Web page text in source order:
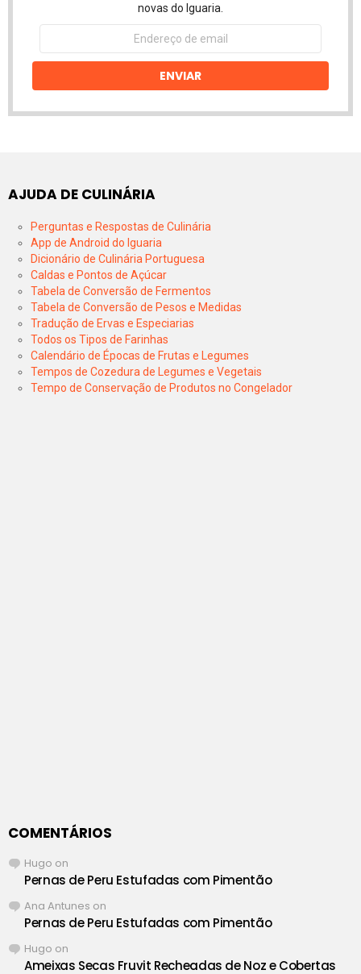
novas do Iguaria.
Endereço
email
ENVIAR
AJUDA DE CULINÁRIA
Perguntas e Respostas de Culinária
App de Android do Iguaria
Dicionário de Culinária Portuguesa
Caldas e Pontos de Açúcar
Tabela de Conversão de Fermentos
Tabela de Conversão de Pesos e Medidas
Tradução de Ervas e Especiarias
Todos os Tipos de Farinhas
Calendário de Épocas de Frutas e Legumes
Tempos de Cozedura de Legumes e Vegetais
Tempo de Conservação de Produtos no Congelador
COMENTÁRIOS
Hugo on
Pernas de Peru Estufadas com Pimentão
Ana Antunes on
Pernas de Peru Estufadas com Pimentão
Hugo on
Ameixas Secas Fruvit Recheadas de Noz e Cobertas